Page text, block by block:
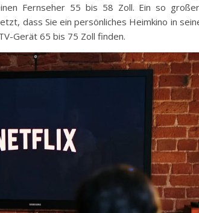
Fernseher 55 bis 58 Zoll. Ein so
dass Sie ein persönliches Heimkino in
Gerät 65 bis 75 Zoll finden.